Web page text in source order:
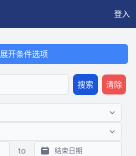
登入
展开条件选项
搜索 清除
to